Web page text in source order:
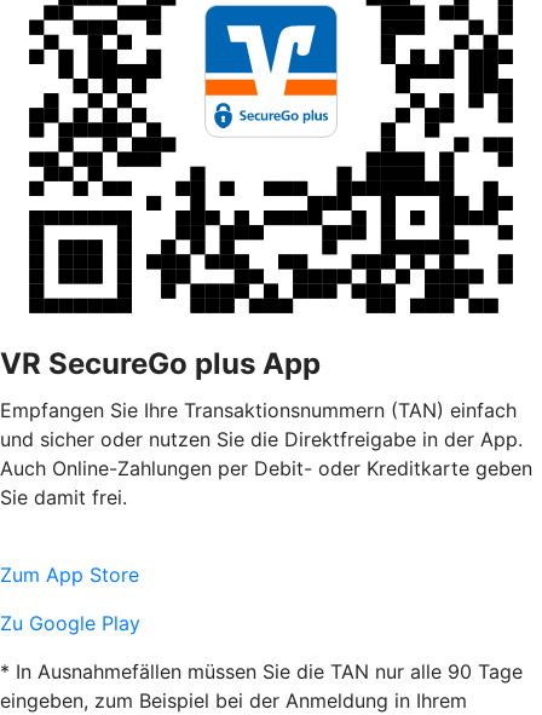
VR SecureGo plus App
Empfangen Sie Ihre Transaktionsnummern (TAN) einfach
und sicher oder nutzen Sie die Direktfreigabe in der App.
Auch Online-Zahlungen per Debit- oder Kreditkarte geben
Sie damit frei.
Zum App Store
Zu Google Play
* In Ausnahmefällen müssen Sie die TAN nur alle 90 Tage
eingeben, zum Beispiel bei der Anmeldung in Ihrem